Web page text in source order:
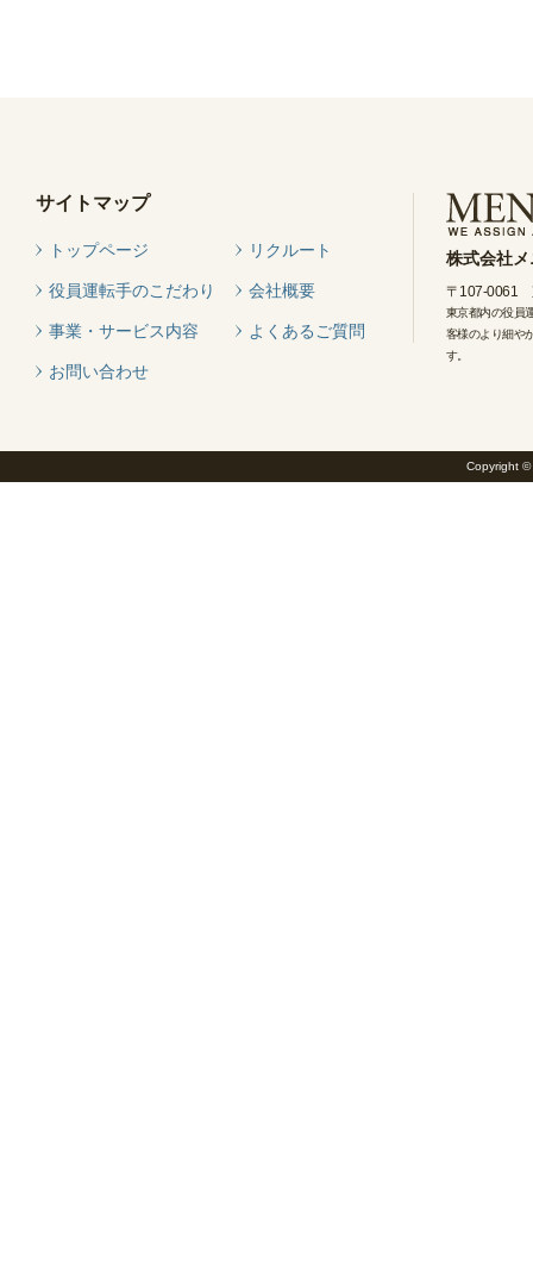
サイトマップ
トップページ リクルート
役員運転手のこだわり 会社概要
事業・サービス内容 よくあるご質問
お問い合わせ
株式会社
〒107-0061
東京都内の役員
客様のより細や
す。
Copyright ©